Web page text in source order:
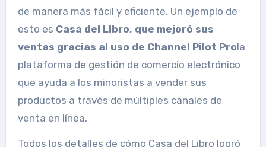
de manera más fácil y eficiente. Un ejemplo de
esto es Casa del Libro, que mejoró sus
ventas gracias al uso de Channel Pilot Prola
plataforma de gestión de comercio electrónico
que ayuda a los minoristas a vender sus
productos a través de múltiples canales de
venta en línea.
Todos los detalles de cómo Casa del Libro logró